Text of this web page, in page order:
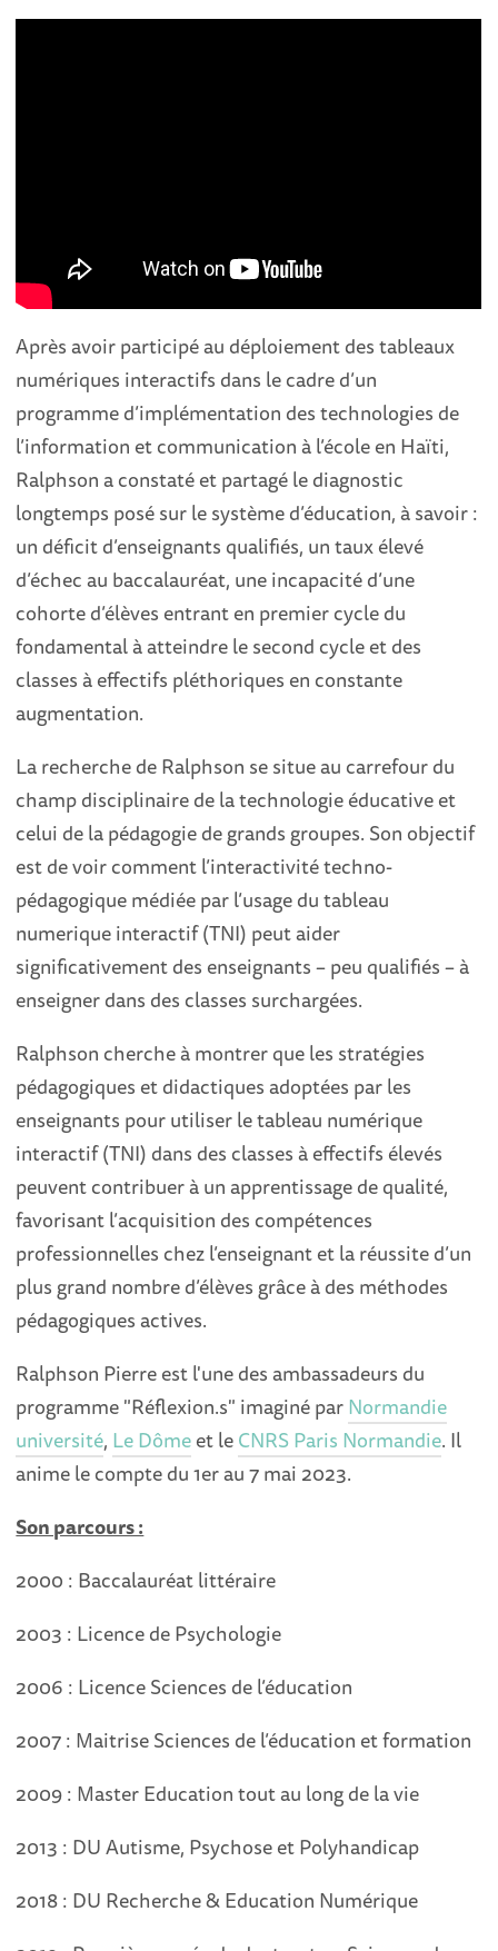
Après avoir participé au déploiement des tableaux
numériques interactifs dans le cadre d’un
programme d’implémentation des technologies de
l’information et communication à l’école en Haïti,
Ralphson a constaté et partagé le diagnostic
longtemps posé sur le système d’éducation, à savoir :
un déficit d’enseignants qualifiés, un taux élevé
d’échec au baccalauréat, une incapacité d’une
cohorte d’élèves entrant en premier cycle du
fondamental à atteindre le second cycle et des
classes à effectifs pléthoriques en constante
augmentation.
La recherche de Ralphson se situe au carrefour du
champ disciplinaire de la technologie éducative et
celui de la pédagogie de grands groupes. Son objectif
est de voir comment l’interactivité techno-
pédagogique médiée par l’usage du tableau
numerique interactif (TNI) peut aider
significativement des enseignants – peu qualifiés – à
enseigner dans des classes surchargées.
Ralphson cherche à montrer que les stratégies
pédagogiques et didactiques adoptées par les
enseignants pour utiliser le tableau numérique
interactif (TNI) dans des classes à effectifs élevés
peuvent contribuer à un apprentissage de qualité,
favorisant l’acquisition des compétences
professionnelles chez l’enseignant et la réussite d’un
plus grand nombre d’élèves grâce à des méthodes
pédagogiques actives.
Ralphson Pierre est l'une des ambassadeurs du
programme "Réflexion.s" imaginé parNormandie
université, Le Dômeet leCNRS Paris Normandie. Il
anime le compte du 1er au 7 mai 2023.
Son parcours :
2000 : Baccalauréat littéraire
2003 : Licence de Psychologie
2006 : Licence Sciences de l’éducation
2007 : Maitrise Sciences de l’éducation et formation
2009 : Master Education tout au long de la vie
2013 : DU Autisme, Psychose et Polyhandicap
2018 : DU Recherche & Education Numérique